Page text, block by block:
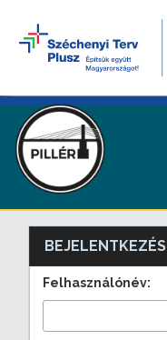
BEJELENTKEZÉS
Felhasználónév: